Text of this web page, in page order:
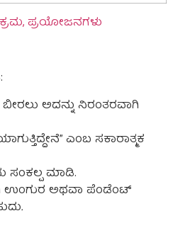
ಕ್ರಮ, ಪ್ರಯೋಜನಗಳು
ಅದನ್ನು ನಿರಂತರವಾಗಿ
ಎಂಬ ಸಕಾರಾತ್ಮಕ
ಸಂಕಲ್ಪ ಮಾಡಿ.
ಉಂಗುರ ಅಥವಾ ಪೆಂಡೆಂಟ್
.